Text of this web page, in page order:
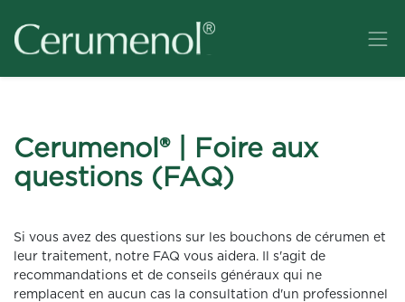
Cerumenol® | Foire aux
questions (FAQ)
Si vous avez des questions sur les bouchons de cérumen et
leur traitement, notre FAQ vous aidera. Il s'agit de
recommandations et de conseils généraux qui ne
remplacent en aucun cas la consultation d'un professionnel